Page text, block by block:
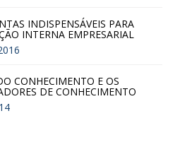
INDISPENSÁVEIS PARA
INTERNA EMPRESARIAL
CONHECIMENTO E OS
DE CONHECIMENTO